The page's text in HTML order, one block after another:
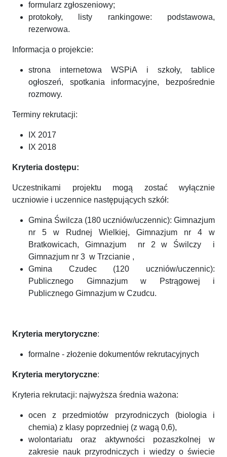
formularz zgłoszeniowy;
protokoły, listy rankingowe: podstawowa,
rezerwowa.
Informacja o projekcie:
strona internetowa WSPiA i szkoły, tablice
ogłoszeń, spotkania informacyjne, bezpośrednie
rozmowy.
Terminy rekrutacji:
IX 2017
IX 2018
Kryteria dostępu:
Uczestnikami projektu mogą zostać wyłącznie
uczniowie i uczennice następujących szkół:
Gmina Świlcza (180 uczniów/uczennic): Gimnazjum
nr 5 w Rudnej Wielkiej, Gimnazjum nr 4 w
Bratkowicach, Gimnazjum nr 2 w Świlczy i
Gimnazjum nr 3 w Trzcianie ,
Gmina Czudec (120 uczniów/uczennic):
Publicznego Gimnazjum w Pstrągowej i
Publicznego Gimnazjum w Czudcu.
Kryteria merytoryczne:
formalne - złożenie dokumentów rekrutacyjnych
Kryteria merytoryczne:
Kryteria rekrutacji: najwyższa średnia ważona:
ocen z przedmiotów przyrodniczych (biologia i
chemia) z klasy poprzedniej (z wagą 0,6),
wolontariatu oraz aktywności pozaszkolnej w
zakresie nauk przyrodniczych i wiedzy o świecie